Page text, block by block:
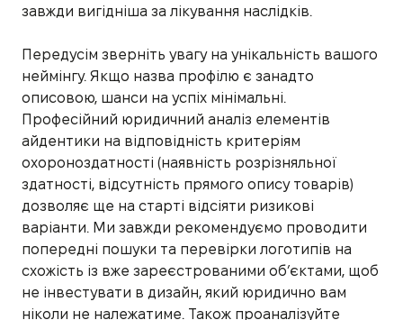
завжди вигідніша за лікування наслідків.
Передусім зверніть увагу на унікальність вашого
неймінгу. Якщо назва профілю є занадто
описовою, шанси на успіх мінімальні.
Професійний юридичний аналіз елементів
айдентики на відповідність критеріям
охороноздатності (наявність розрізняльної
здатності, відсутність прямого опису товарів)
дозволяє ще на старті відсіяти ризикові
варіанти. Ми завжди рекомендуємо проводити
попередні пошуки та перевірки логотипів на
схожість із вже зареєстрованими об’єктами, щоб
не інвестувати в дизайн, який юридично вам
ніколи не належатиме. Також проаналізуйте